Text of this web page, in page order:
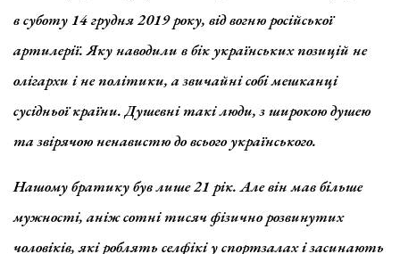
в суботу 14 грудня 2019 року, від вогню російської
артилерії. Яку наводили в бік українських позицій не
олігархи і не політики, а звичайні собі мешканці
сусідньої країни. Душевні такі люди, з широкою душею
та звірячою ненавистю до всього українського.
Нашому братику був лише 21 рік. Але він мав більше
мужності, аніж сотні тисяч фізично розвинутих
чоловіків, які роблять селфікі у спортзалах і засинають